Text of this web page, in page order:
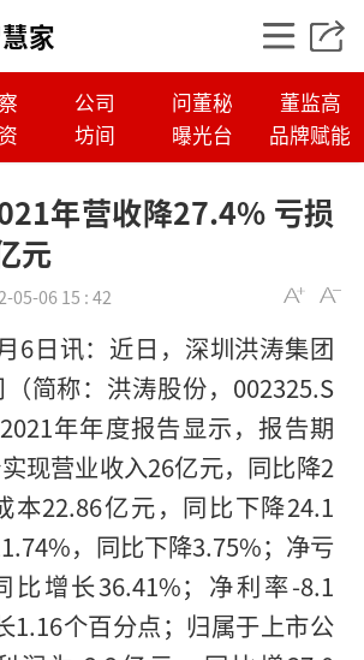
家
公司 问董秘
董监高
坊间 曝光台 品牌赋能
股份2021年营
至2.2亿元
财经5月6日讯：近
年营收降27.4% 亏损
元
05-06 15 : 42
6日讯：近日，深圳洪涛集团
简称：洪涛股份，002325.S
年年度报告显示，报告期
现营业收入26亿元，同比降2
本22.86亿元，同比下降24.1
，同比下降3.75%；净亏
比增长36.41%；净利率-8.1
1.16个百分点；归属于上市公